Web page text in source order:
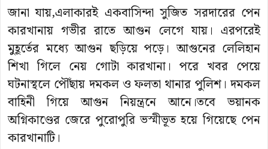
জানা যায়,এলাকারই একবাসিন্দা সুজিত সরদারের পেন
কারখানায় গভীর রাতে আগুন লেগে যায়। এরপরেই
মুহূর্তের মধ্যে আগুন ছড়িয়ে পড়ে। আগুনের লেলিহান
শিখা গিলে নেয় গোটা কারখানা। পরে খবর পেয়ে
ঘটনাস্থলে পৌঁছায় দমকল ও ফলতা থানার পুলিশ। দমকল
বাহিনী গিয়ে আগুন নিয়ন্ত্রনে আনে।তবে ভয়ানক
অগ্নিকাণ্ডের জেরে পুরোপুরি ভস্মীভূত হয়ে গিয়েছে পেন
কারখানাটি।